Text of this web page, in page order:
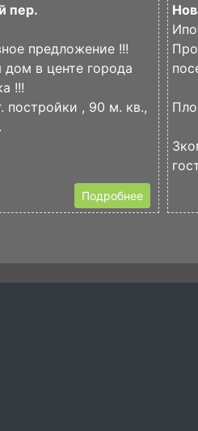
пер.
предложение !!!
дом в центе города
!!!
постройки , 90 м. кв.,
Подробнее